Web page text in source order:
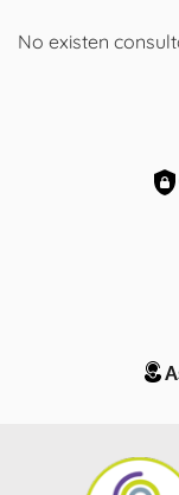
No existen